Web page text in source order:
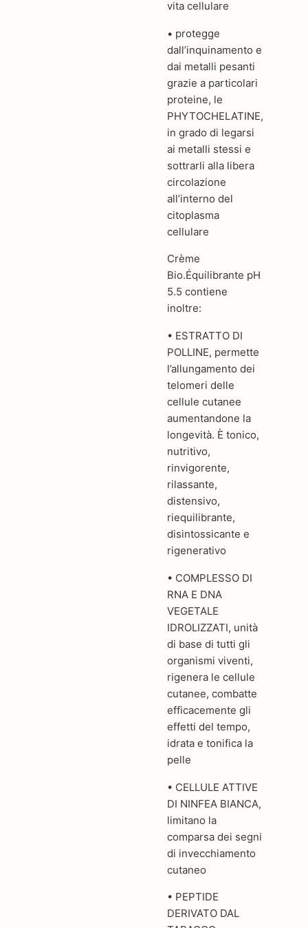
vita cellulare
• protegge
dall’inquinamento e
dai metalli pesanti
grazie a particolari
proteine, le
PHYTOCHELATINE,
in grado di legarsi
ai metalli stessi e
sottrarli alla libera
circolazione
all’interno del
citoplasma
cellulare
Crème
Bio.Équilibrante pH
5.5 contiene
inoltre:
• ESTRATTO DI
POLLINE, permette
l’allungamento dei
telomeri delle
cellule cutanee
aumentandone la
longevità. È tonico,
nutritivo,
rinvigorente,
rilassante,
distensivo,
riequilibrante,
disintossicante e
rigenerativo
• COMPLESSO DI
RNA E DNA
VEGETALE
IDROLIZZATI, unità
di base di tutti gli
organismi viventi,
rigenera le cellule
cutanee, combatte
efficacemente gli
effetti del tempo,
idrata e tonifica la
pelle
• CELLULE ATTIVE
DI NINFEA BIANCA,
limitano la
comparsa dei segni
di invecchiamento
cutaneo
• PEPTIDE
DERIVATO DAL